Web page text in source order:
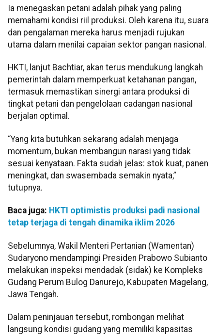
Ia menegaskan petani adalah pihak yang paling
memahami kondisi riil produksi. Oleh karena itu, suara
dan pengalaman mereka harus menjadi rujukan
utama dalam menilai capaian sektor pangan nasional.
HKTI, lanjut Bachtiar, akan terus mendukung langkah
pemerintah dalam memperkuat ketahanan pangan,
termasuk memastikan sinergi antara produksi di
tingkat petani dan pengelolaan cadangan nasional
berjalan optimal.
“Yang kita butuhkan sekarang adalah menjaga
momentum, bukan membangun narasi yang tidak
sesuai kenyataan. Fakta sudah jelas: stok kuat, panen
meningkat, dan swasembada semakin nyata,”
tutupnya.
Baca juga: HKTI optimistis produksi padi nasional
tetap terjaga di tengah dinamika iklim 2026
Sebelumnya, Wakil Menteri Pertanian (Wamentan)
Sudaryono mendampingi Presiden Prabowo Subianto
melakukan inspeksi mendadak (sidak) ke Kompleks
Gudang Perum Bulog Danurejo, Kabupaten Magelang,
Jawa Tengah.
Dalam peninjauan tersebut, rombongan melihat
langsung kondisi gudang yang memiliki kapasitas